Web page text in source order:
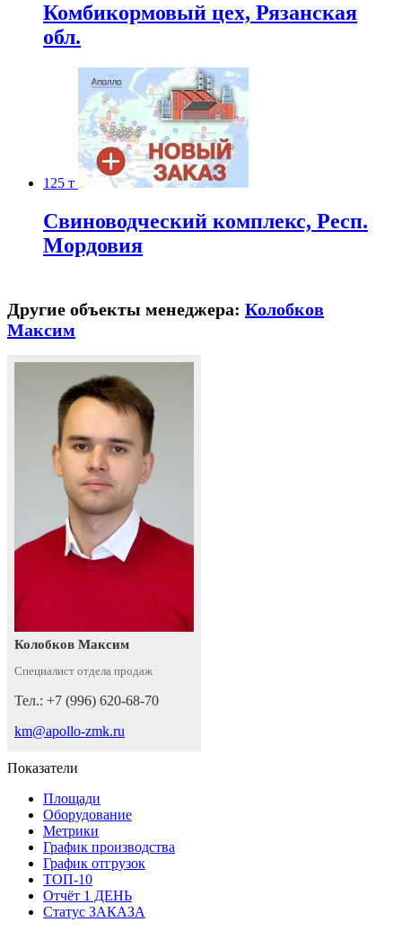
Комбикормовый цех, Рязанская
обл.
125 т
Свиноводческий комплекс, Респ.
Мордовия
Другие объекты менеджера: Колобков
Максим
Колобков Максим
Специалист отдела продаж
Тел.: +7 (996) 620-68-70
km@apollo-zmk.ru
Показатели
Площади
Оборудование
Метрики
График производства
График отгрузок
ТОП-10
Отчёт 1 ДЕНЬ
Статус ЗАКАЗА